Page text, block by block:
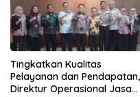
Tingkatkan Kualitas
Pelayanan dan Pendapatan,
Direktur Operasional Jasa